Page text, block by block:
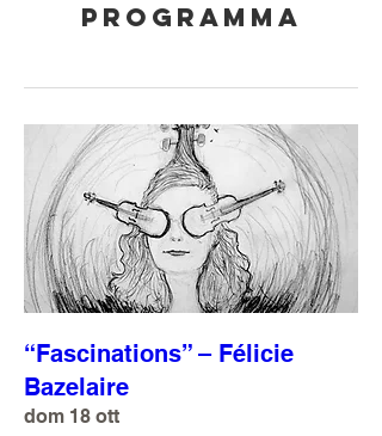
Programma
“Fascinations” – Félicie
Bazelaire
dom 18 ott